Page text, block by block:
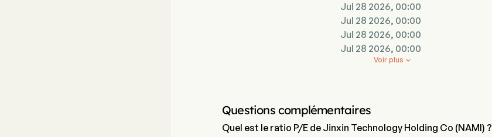
Jul 28 2026, 00:00
Jul 28 2026, 00:00
Jul 28 2026, 00:00
Jul 28 2026, 00:00

Voir plus
Questions complémentaires
Quel est le ratio P/E de Jinxin Technology Holding Co (NAMI) ?